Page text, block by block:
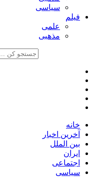
سیاسی
فیلم
علمی
مذهبی
خانه
آخرین اخبار
بین الملل
ایران
اجتماعی
سیاسی